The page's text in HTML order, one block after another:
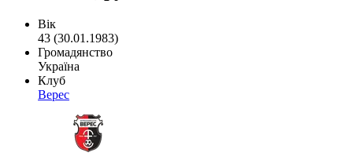
Вік
43 (30.01.1983)
Громадянство
Україна
Клуб
Верес